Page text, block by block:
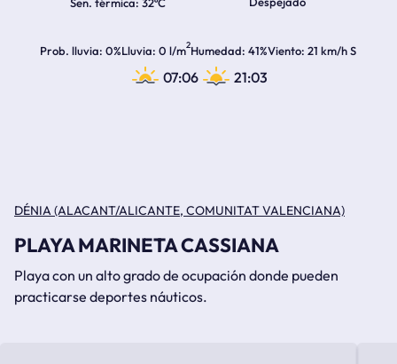
Prob. lluvia 0%Lluvia 0 l/m2Humedad 41%Viento 21 km/h S
07:06 21:03
DÉNIA (ALACANT/ALICANTE, COMUNITAT VALENCIANA)
PLAYA MARINETA CASSIANA
Playa con un alto grado de ocupación donde pueden
practicarse deportes náuticos.